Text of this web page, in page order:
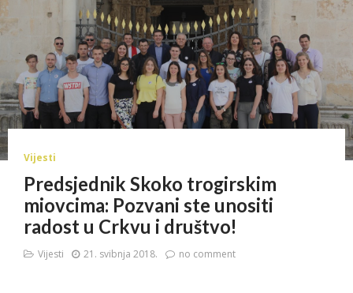
Vijesti
Predsjednik Skoko trogirskim
miovcima: Pozvani ste unositi
radost u Crkvu i društvo!
Vijesti 21. svibnja 2018. no comment